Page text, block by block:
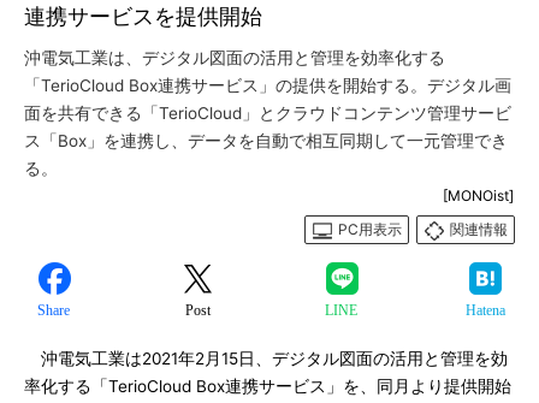
連携サービスを提供開始
沖電気工業は、デジタル図面の活用と管理を効率化する
「TerioCloud Box連携サービス」の提供を開始する。デジタル画
面を共有できる「TerioCloud」とクラウドコンテンツ管理サービ
ス「Box」を連携し、データを自動で相互同期して一元管理でき
る。
[MONOist]
PC用表示
関連情報
Share Post LINE Hatena
沖電気工業は2021年2月15日、デジタル図面の活用と管理を効
率化する「TerioCloud Box連携サービス」を、同月より提供開始